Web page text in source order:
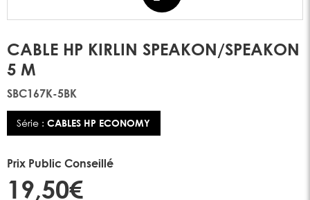
CABLE HP KIRLIN SPEAKON/SPEAKON
5 M
SBC167K-5BK
Série :CABLES HP ECONOMY
Prix Public Conseillé
19,50€